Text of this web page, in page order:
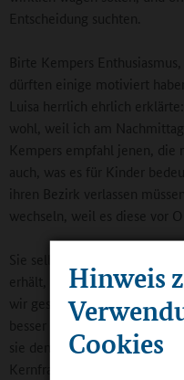
Hinweis
Cookies
Entscheidung suchten.
Birte Kempers
dürften einige motiviert
Luisa herrlich ehrlich
wohl, weil ich am
Kempers empfahl jenen, die
auch, was es für Kinder
ihren Bezirk verlassen
wechseln, weil es diese vor
Sie selbst hofft, dass ihre
erhält, in den
wir gesichert alle Kinder am
besser rhythmisieren.“
sie den Schulen, eine
Kernfragen sollten dabei